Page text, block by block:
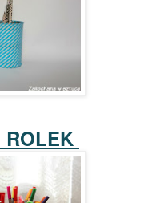
ROLEK